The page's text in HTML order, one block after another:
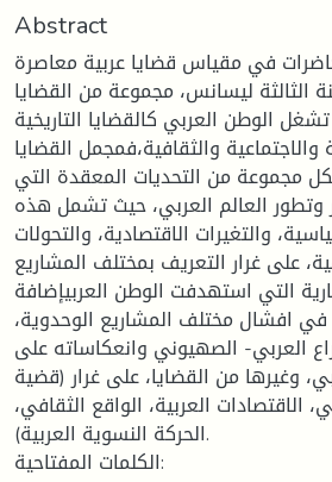
Abstract
في مقياس قضايا عربية معاصرة
الثالثة ليسانس، مجموعة من القضايا
الوطن العربي كالقضايا التاريخية
والثقافية،فمجمل القضايا
مجموعة من التحديات المعقدة التي
وتطور العالم العربي، حيث تشمل هذه
والتغيرات الاقتصادية، والتحولات
على غرار التعريف بمختلف المشاريع
التي استهدفت الوطن العربيإضافة
في افشال مختلف المشاريع الوحدوية،
العربي- الصهيوني وانعكاساته على
وغيرها من القضايا، على غرار (قضية
الاقتصادات العربية، الواقع الثقافي،
الحركة النسوية العربية).
الكلمات المفتاحية: